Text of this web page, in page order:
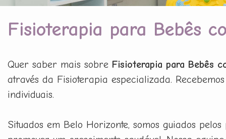
Fisioterapia para Bebês
Quer saber mais sobre Fisioterapia para Bebês
através da Fisioterapia especializada.
individuais.
Situados em Belo Horizonte, somos guiados